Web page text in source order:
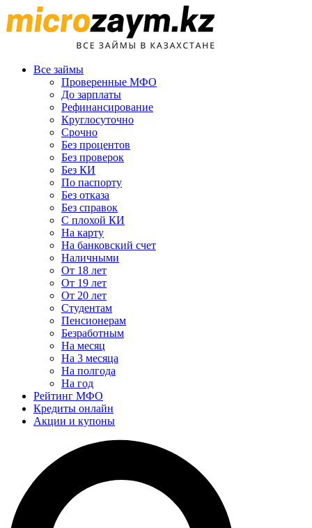
Все займы
Проверенные МФО
До зарплаты
Рефинансирование
Круглосуточно
Срочно
Без процентов
Без проверок
Без КИ
По паспорту
Без отказа
Без справок
С плохой КИ
На карту
На банковский счет
Наличными
От 18 лет
От 19 лет
От 20 лет
Студентам
Пенсионерам
Безработным
На месяц
На 3 месяца
На полгода
На год
Рейтинг МФО
Кредиты онлайн
Акции и купоны